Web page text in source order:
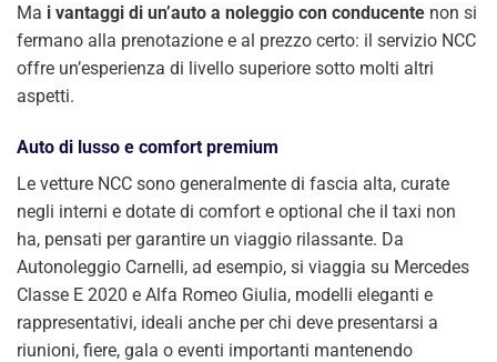
Ma i vantaggi di un’auto a noleggio con conducente non si
fermano alla prenotazione e al prezzo certo: il servizio NCC
offre un’esperienza di livello superiore sotto molti altri
aspetti.
Auto di lusso e comfort premium
Le vetture NCC sono generalmente di fascia alta, curate
negli interni e dotate di comfort e optional che il taxi non
ha, pensati per garantire un viaggio rilassante. Da
Autonoleggio Carnelli, ad esempio, si viaggia su Mercedes
Classe E 2020 e Alfa Romeo Giulia, modelli eleganti e
rappresentativi, ideali anche per chi deve presentarsi a
riunioni, fiere, gala o eventi importanti mantenendo